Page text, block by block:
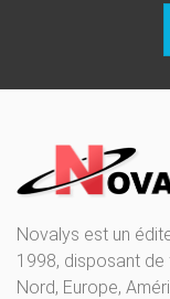
Novalys est un
1998, disposant de
Nord, Europe,